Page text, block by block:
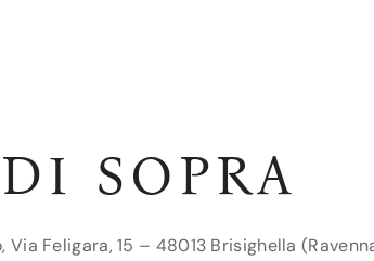
SOPRA
Via Feligara, 15 – 48013 Brisighella